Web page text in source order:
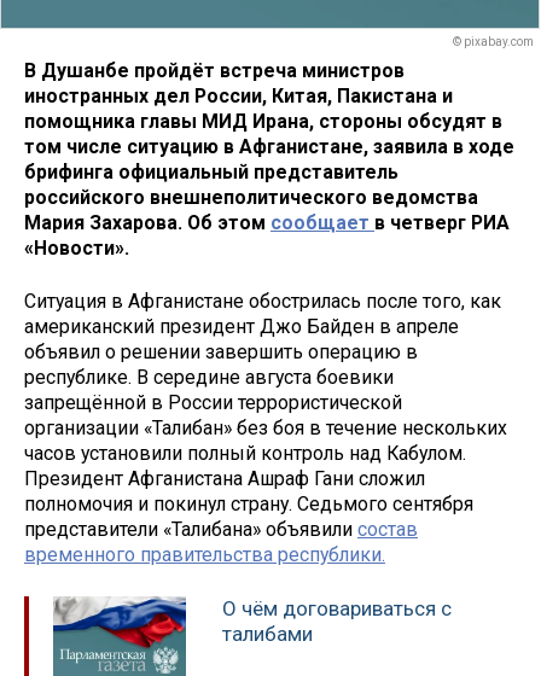
© pixabay.com
В Душанбе пройдёт встреча министров
иностранных дел России, Китая, Пакистана и
помощника главы МИД Ирана, стороны обсудят в
том числе ситуацию в Афганистане, заявила в ходе
брифинга официальный представитель
российского внешнеполитического ведомства
Мария Захарова. Об этом сообщает в четверг РИА
«Новости».
Ситуация в Афганистане обострилась после того, как
американский президент Джо Байден в апреле
объявил о решении завершить операцию в
республике. В середине августа боевики
запрещённой в России террористической
организации «Талибан» без боя в течение нескольких
часов установили полный контроль над Кабулом.
Президент Афганистана Ашраф Гани сложил
полномочия и покинул страну. Седьмого сентября
представители «Талибана» объявили состав
временного правительства республики.
О чём договариваться с
талибами